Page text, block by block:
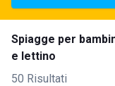
Spiagge per
e lettino
50 Risultati